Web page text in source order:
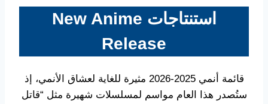
استنتاجات New Anime
Release
قائمة أنمي 2025-2026 مثيرة للغاية لعشاق الأنمي، إذ
ستُصدر هذا العام مواسم لمسلسلات شهيرة مثل “قاتل